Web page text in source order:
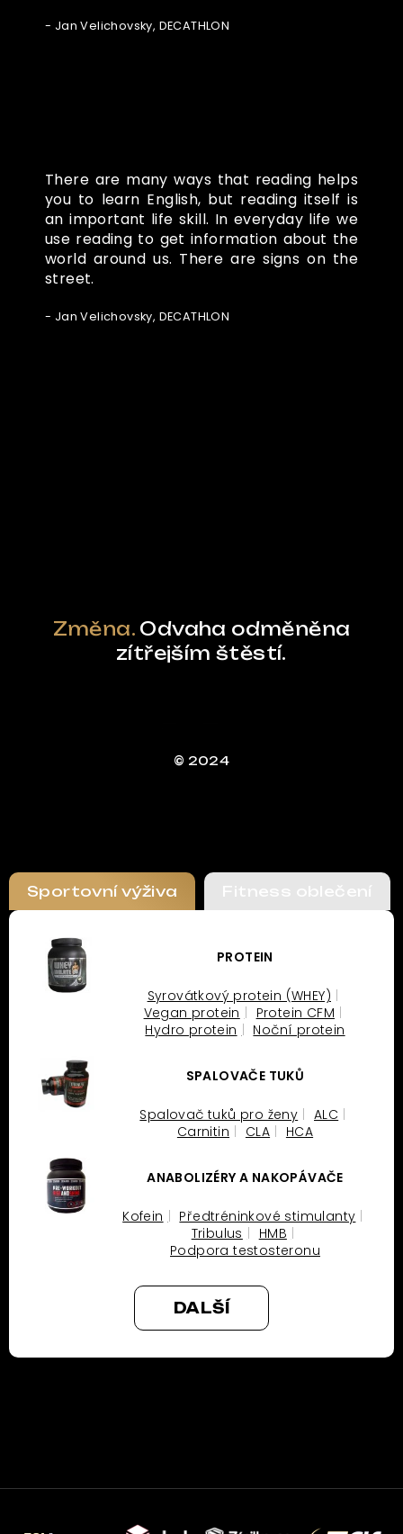
- Jan Velichovsky, DECATHLON
There are many ways that reading helps
you to learn English, but reading itself is
an important life skill. In everyday life we
use reading to get information about the
world around us. There are signs on the
street.
- Jan Velichovsky, DECATHLON
Změna. Odvaha odměněna
zítřejším štěstí.
© 2024
Sportovní výživa Fitness oblečení
PROTEIN
Syrovátkový protein (WHEY)
Vegan protein
Protein CFM
Hydro protein
Noční protein
SPALOVAČE TUKŮ
Spalovač tuků pro ženy
ALC
Carnitin
CLA HCA
ANABOLIZÉRY A NAKOPÁVAČE
Kofein
Předtréninkové stimulanty
Tribulus
HMB
Podpora testosteronu
DALŠÍ